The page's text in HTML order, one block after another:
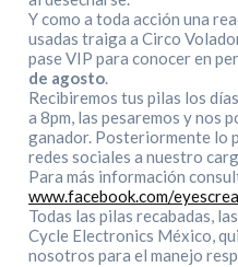
Y como a toda acción una
usadas traiga a Circo
pase VIP para conocer en
de agosto.
Recibiremos tus pilas los
a 8pm, las pesaremos y nos
ganador. Posteriormente lo
redes sociales a nuestro
Para más información
www.facebook.com/
Todas las pilas recabadas,
Cycle Electronics México,
nosotros para el manejo